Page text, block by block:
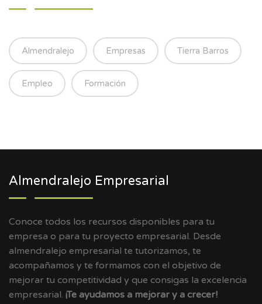
Almendralejo Empresas Tierra Barros
Empleo Formación
Almendralejo Empresarial
Conoce todos los recursos disponibles para tu
empresa o para tu proyecto empresarial. Desde
almendralejo empresarial te tutorizamos, te
acompañamos y te formamos con el objetivo de
mejorar tu competitividad y que consigas la excelencia
empresarial. ¡Te ayudamos a mejorar y a crecer!